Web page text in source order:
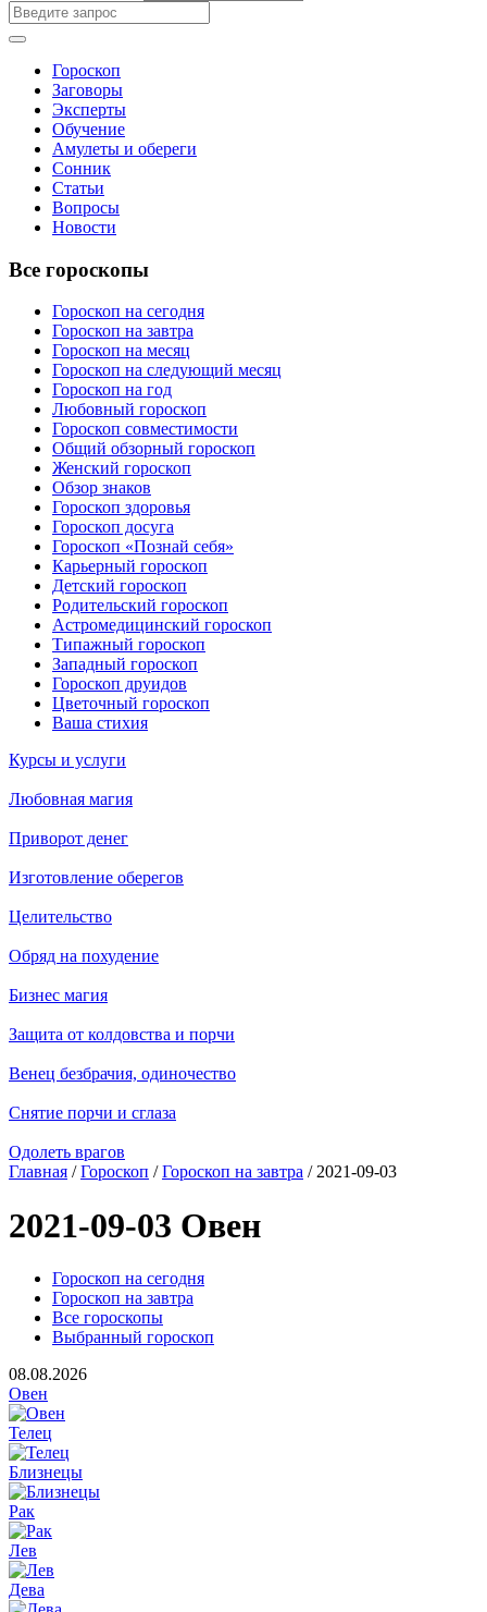
Гороскоп
Заговоры
Эксперты
Обучение
Амулеты и обереги
Сонник
Статьи
Вопросы
Новости
Все гороскопы
Гороскоп на сегодня
Гороскоп на завтра
Гороскоп на месяц
Гороскоп на следующий месяц
Гороскоп на год
Любовный гороскоп
Гороскоп совместимости
Общий обзорный гороскоп
Женский гороскоп
Обзор знаков
Гороскоп здоровья
Гороскоп досуга
Гороскоп «Познай себя»
Карьерный гороскоп
Детский гороскоп
Родительский гороскоп
Астромедицинский гороскоп
Типажный гороскоп
Западный гороскоп
Гороскоп друидов
Цветочный гороскоп
Ваша стихия
Курсы и услуги
Любовная магия
Приворот денег
Изготовление оберегов
Целительство
Обряд на похудение
Бизнес магия
Защита от колдовства и порчи
Венец безбрачия, одиночество
Снятие порчи и сглаза
Одолеть врагов
Главная /Гороскоп /Гороскоп на завтра / 2021-09-03
2021-09-03 Овен
Гороскоп на сегодня
Гороскоп на завтра
Все гороскопы
Выбранный гороскоп
08.08.2026
Овен
Телец
Близнецы
Рак
Лев
Дева